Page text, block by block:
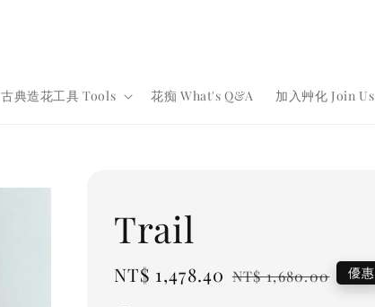
古典造花工具 Tools 花痴 What's Q&A 加入艸化 Join Us
Trail
Sale
NT$ 1,478.40 Regular
NT$ 1,680.00 優惠